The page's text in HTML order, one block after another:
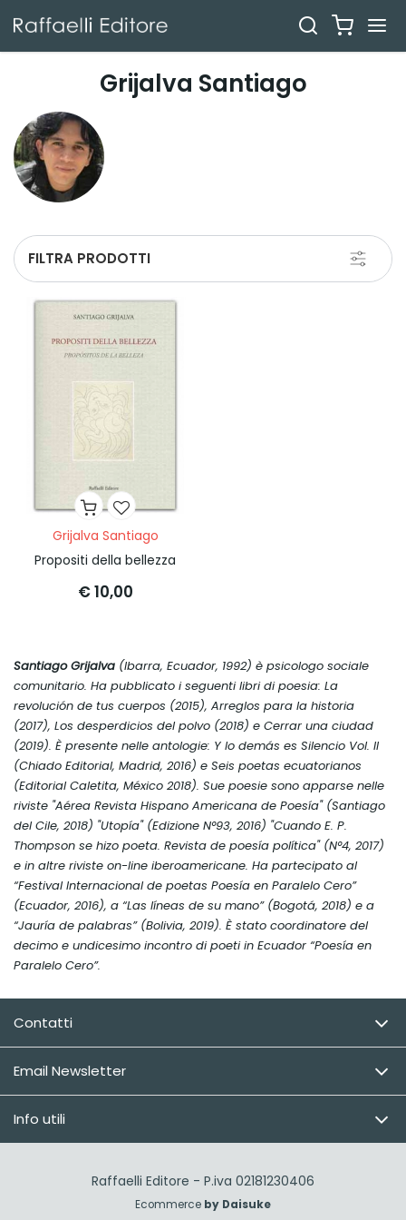
Grijalva Santiago
Toggle
FILTRA PRODOTTI
Grijalva Santiago
Propositi della bellezza
€ 10,00
Santiago Grijalva (Ibarra, Ecuador, 1992) è psicologo sociale
comunitario. Ha pubblicato i seguenti libri di poesia: La
revolución de tus cuerpos (2015), Arreglos para la historia
(2017), Los desperdicios del polvo (2018) e Cerrar una ciudad
(2019). È presente nelle antologie: Y lo demás es Silencio Vol. II
(Chiado Editorial, Madrid, 2016) e Seis poetas ecuatorianos
(Editorial Caletita, México 2018). Sue poesie sono apparse nelle
riviste "Aérea Revista Hispano Americana de Poesía" (Santiago
del Cile, 2018) "Utopía" (Edizione N°93, 2016) "Cuando E. P.
Thompson se hizo poeta. Revista de poesía política" (N°4, 2017)
e in altre riviste on-line iberoamericane. Ha partecipato al
“Festival Internacional de poetas Poesía en Paralelo Cero”
(Ecuador, 2016), a “Las líneas de su mano” (Bogotá, 2018) e a
“Jauría de palabras” (Bolivia, 2019). È stato coordinatore del
decimo e undicesimo incontro di poeti in Ecuador “Poesía en
Paralelo Cero”.
Contatti
Email Newsletter
Info utili
Raffaelli Editore - P.iva 02181230406
Ecommerce by Daisuke